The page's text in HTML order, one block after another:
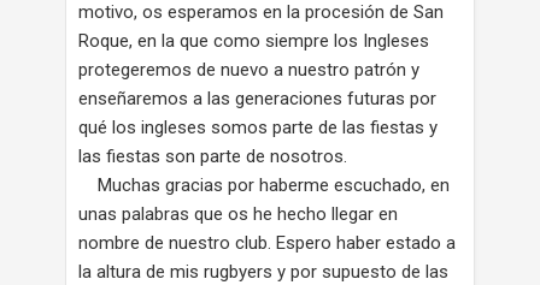
motivo, os esperamos en la procesión de San
Roque, en la que como siempre los Ingleses
protegeremos de nuevo a nuestro patrón y
enseñaremos a las generaciones futuras por
qué los ingleses somos parte de las fiestas y
las fiestas son parte de nosotros.
Muchas gracias por haberme escuchado, en
unas palabras que os he hecho llegar en
nombre de nuestro club. Espero haber estado a
la altura de mis rugbyers y por supuesto de las